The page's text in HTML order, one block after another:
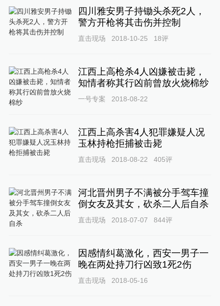
四川雅安男子持锄头杀死2人，
警方开枪将其击伤并控制
直击现场 2018-10-25 18评
江西上高枪杀4人凶嫌被击毙，
知情者称其行凶前曾放火烧棉纱
一号专案 2018-08-22
江西上高杀害4人犯罪嫌疑人况
玉林持枪拒捕被击毙
直击现场 2018-08-22 405评
河北晋州男子不满被分手驾车撞
倒女友及其女，砍杀二人后自杀
直击现场 2018-07-07 844评
因感情纠葛激化，西安一男子一
晚在两处持刀行凶致1死2伤
直击现场 2018-05-16